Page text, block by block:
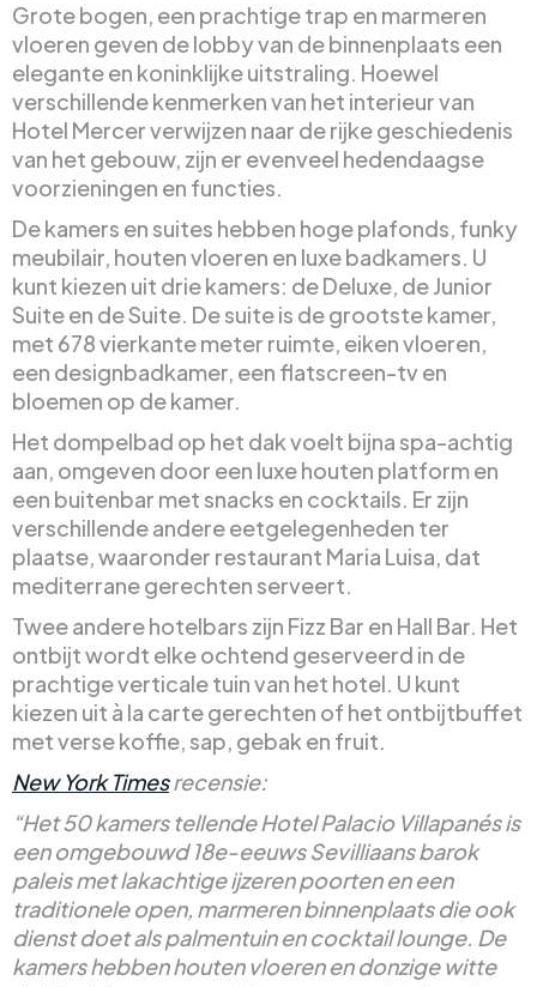
Grote bogen, een prachtige trap en marmeren
vloeren geven de lobby van de binnenplaats een
elegante en koninklijke uitstraling. Hoewel
verschillende kenmerken van het interieur van
Hotel Mercer verwijzen naar de rijke geschiedenis
van het gebouw, zijn er evenveel hedendaagse
voorzieningen en functies.
De kamers en suites hebben hoge plafonds, funky
meubilair, houten vloeren en luxe badkamers. U
kunt kiezen uit drie kamers: de Deluxe, de Junior
Suite en de Suite. De suite is de grootste kamer,
met 678 vierkante meter ruimte, eiken vloeren,
een designbadkamer, een flatscreen-tv en
bloemen op de kamer.
Het dompelbad op het dak voelt bijna spa-achtig
aan, omgeven door een luxe houten platform en
een buitenbar met snacks en cocktails. Er zijn
verschillende andere eetgelegenheden ter
plaatse, waaronder restaurant Maria Luisa, dat
mediterrane gerechten serveert.
Twee andere hotelbars zijn Fizz Bar en Hall Bar. Het
ontbijt wordt elke ochtend geserveerd in de
prachtige verticale tuin van het hotel. U kunt
kiezen uit à la carte gerechten of het ontbijtbuffet
met verse koffie, sap, gebak en fruit.
New York Timesrecensie:
“Het 50 kamers tellende Hotel Palacio Villapanés is
een omgebouwd 18e-eeuws Sevilliaans barok
paleis met lakachtige ijzeren poorten en een
traditionele open, marmeren binnenplaats die ook
dienst doet als palmentuin en cocktail lounge. De
kamers hebben houten vloeren en donzige witte